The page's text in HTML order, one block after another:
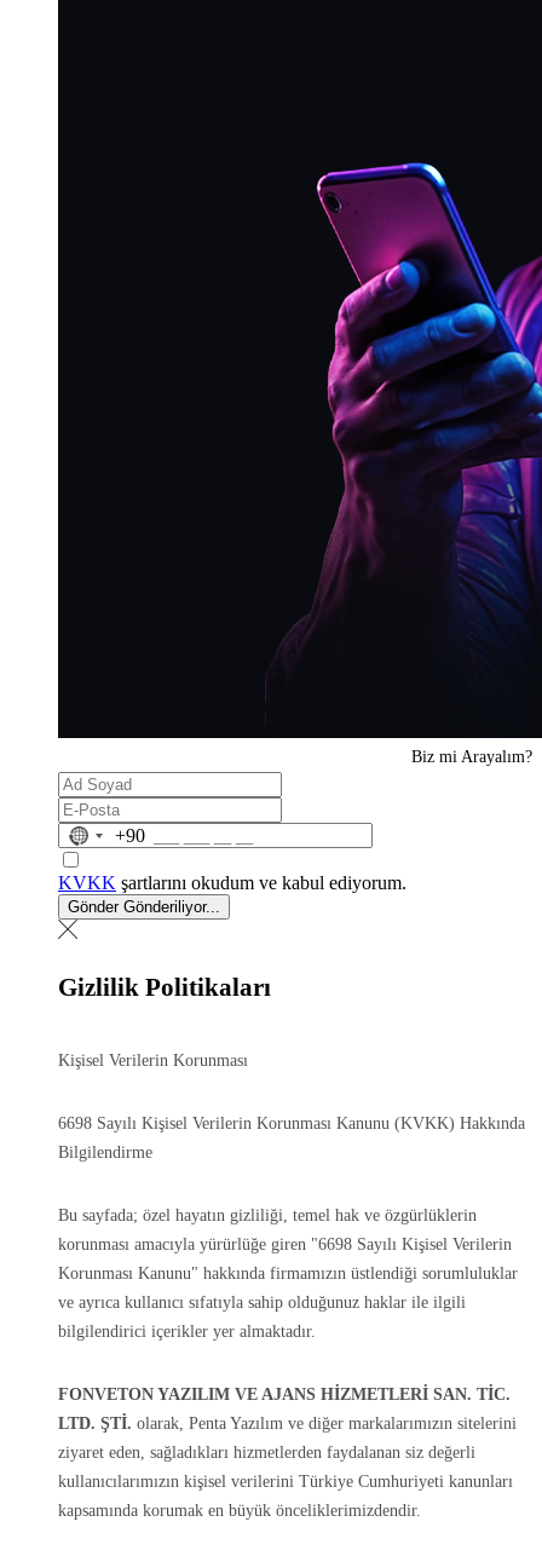
Biz mi Arayalım?
No
selected
+90
KVKK şartlarını okudum ve kabul ediyorum.
Gönder Gönderiliyor...
Gizlilik Politikaları
Kişisel Verilerin Korunması
6698 Sayılı Kişisel Verilerin Korunması Kanunu (KVKK) Hakkında
Bilgilendirme
Bu sayfada; özel hayatın gizliliği, temel hak ve özgürlüklerin
korunması amacıyla yürürlüğe giren "6698 Sayılı Kişisel Verilerin
Korunması Kanunu" hakkında firmamızın üstlendiği sorumluluklar
ve ayrıca kullanıcı sıfatıyla sahip olduğunuz haklar ile ilgili
bilgilendirici içerikler yer almaktadır.
FONVETON YAZILIM VE AJANS HİZMETLERİ SAN. TİC.
LTD. ŞTİ. olarak, Penta Yazılım ve diğer markalarımızın sitelerini
ziyaret eden, sağladıkları hizmetlerden faydalanan siz değerli
kullanıcılarımızın kişisel verilerini Türkiye Cumhuriyeti kanunları
kapsamında korumak en büyük önceliklerimizdendir.